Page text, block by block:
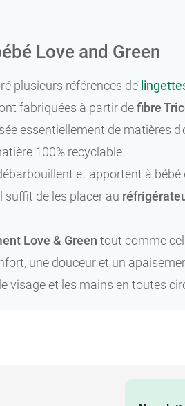
Love and Green
plusieurs références de
fabriquées à partir defibre
essentiellement de matières
100% recyclable.
et apportent à
suffit de les placer au
Love & Green tout comme
une douceur et un
visage et les mains en toutes